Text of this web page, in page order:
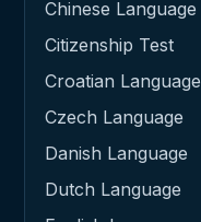
Chinese Language
Citizenship Test
Croatian Language
Czech Language
Danish Language
Dutch Language